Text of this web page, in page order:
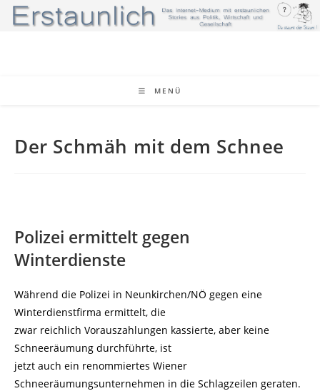
Zum
Inhalt
MENÜ
Der Schmäh mit dem Schnee
Polizei ermittelt gegen
Winterdienste
Während die Polizei in Neunkirchen/NÖ gegen eine
Winterdienstfirma ermittelt, die
zwar reichlich Vorauszahlungen kassierte, aber keine
Schneeräumung durchführte, ist
jetzt auch ein renommiertes Wiener
Schneeräumungsunternehmen in die Schlagzeilen geraten.